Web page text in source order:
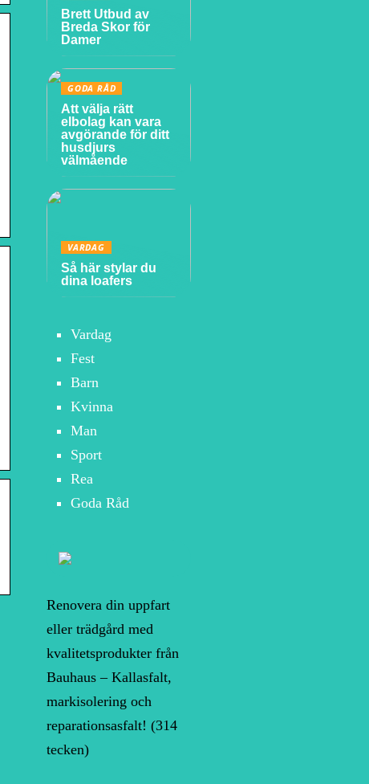
Brett Utbud av
Breda Skor för
Damer
GODA RÅD
Att välja rätt
elbolag kan vara
avgörande för ditt
husdjurs
välmående
VARDAG
Så här stylar du
dina loafers
Vardag
Fest
Barn
Kvinna
Man
Sport
Rea
Goda Råd
Renovera din uppfart
eller trädgård med
kvalitetsprodukter från
Bauhaus – Kallasfalt,
markisolering och
reparationsasfalt! (314
tecken)